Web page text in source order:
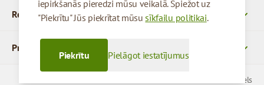
iepirkšanās pieredzi mūsu veikalā. Spiežot uz
"Piekrītu" Jūs piekrītat mūsusīkfailu politikai.
Pielāgot iestatījumus
Piekrītu
Rekvizīti
Produkti
© 2026 SIA Parcels